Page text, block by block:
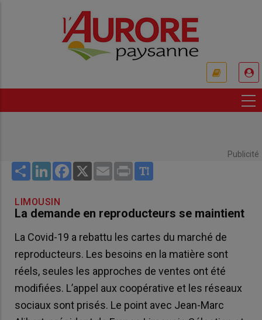
Publicité
Share LinkedInFacebook
X Email Print
LIMOUSIN
La demande en reproducteurs se maintient
La Covid-19 a rebattu les cartes du marché de
reproducteurs. Les besoins en la matière sont
réels, seules les approches de ventes ont été
modifiées. L’appel aux coopérative et les réseaux
sociaux sont prisés. Le point avec Jean-Marc